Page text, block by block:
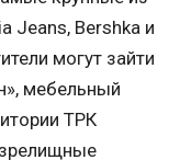
Jeans, Bershka и
могут зайти
мебельный
ТРК